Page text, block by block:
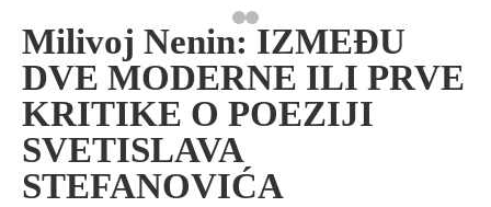
Milivoj Nenin: IZMEĐU
DVE MODERNE ILI PRVE
KRITIKE O POEZIJI
SVETISLAVA
STEFANOVIĆA